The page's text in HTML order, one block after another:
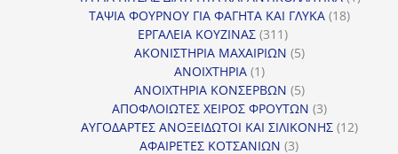
ΤΑΨΙΑ ΦΟΥΡΝΟΥ ΓΙΑ ΦΑΓΗΤΑ ΚΑΙ ΓΛΥΚΑ 1818
ΕΡΓΑΛΕΙΑ ΚΟΥΖΙΝΑΣ 311311
προϊόντα
ΑΚΟΝΙΣΤΗΡΙΑ ΜΑΧΑΙΡΙΩΝ 55
ΑΝΟΙΧΤΗΡΙΑ 11
προϊόν
ΑΝΟΙΧΤΗΡΙΑ ΚΟΝΣΕΡΒΩΝ 55
προϊόντα
ΑΠΟΦΛΟΙΩΤΕΣ ΧΕΙΡΟΣ ΦΡΟΥΤΩΝ 33
προϊόντα
ΑΥΓΟΔΑΡΤΕΣ ΑΝΟΞΕΙΔΩΤΟΙ ΚΑΙ ΣΙΛΙΚΟΝΗΣ 1212
ΑΦΑΙΡΕΤΕΣ ΚΟΤΣΑΝΙΩΝ 33